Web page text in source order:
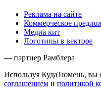
Реклама на сайте
Коммерческое
Медиа кит
Логотипы в векторе
— партнер Рамблера
Используя КудаТюмень, вы
соглашением и политикой